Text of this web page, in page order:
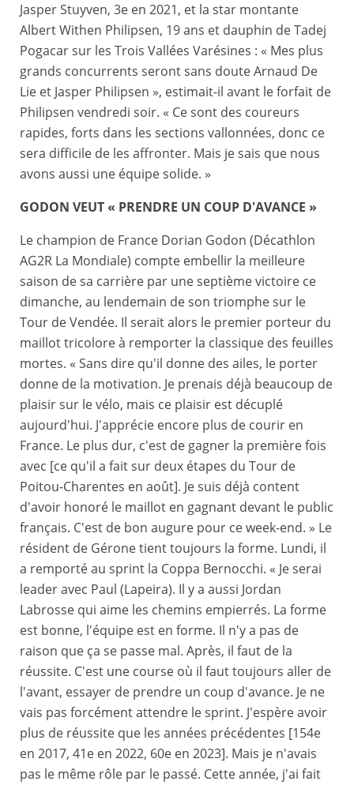
Jasper Stuyven, 3e en 2021, et la star montante
Albert Withen Philipsen, 19 ans et dauphin de Tadej
Pogacar sur les Trois Vallées Varésines : « Mes plus
grands concurrents seront sans doute Arnaud De
Lie et Jasper Philipsen », estimait-il avant le forfait de
Philipsen vendredi soir. « Ce sont des coureurs
rapides, forts dans les sections vallonnées, donc ce
sera difficile de les affronter. Mais je sais que nous
avons aussi une équipe solide. »
GODON VEUT « PRENDRE UN COUP D'AVANCE »
Le champion de France Dorian Godon (Décathlon
AG2R La Mondiale) compte embellir la meilleure
saison de sa carrière par une septième victoire ce
dimanche, au lendemain de son triomphe sur le
Tour de Vendée. Il serait alors le premier porteur du
maillot tricolore à remporter la classique des feuilles
mortes. « Sans dire qu'il donne des ailes, le porter
donne de la motivation. Je prenais déjà beaucoup de
plaisir sur le vélo, mais ce plaisir est décuplé
aujourd'hui. J'apprécie encore plus de courir en
France. Le plus dur, c'est de gagner la première fois
avec [ce qu'il a fait sur deux étapes du Tour de
Poitou-Charentes en août]. Je suis déjà content
d'avoir honoré le maillot en gagnant devant le public
français. C'est de bon augure pour ce week-end. » Le
résident de Gérone tient toujours la forme. Lundi, il
a remporté au sprint la Coppa Bernocchi. « Je serai
leader avec Paul (Lapeira). Il y a aussi Jordan
Labrosse qui aime les chemins empierrés. La forme
est bonne, l'équipe est en forme. Il n'y a pas de
raison que ça se passe mal. Après, il faut de la
réussite. C'est une course où il faut toujours aller de
l'avant, essayer de prendre un coup d'avance. Je ne
vais pas forcément attendre le sprint. J'espère avoir
plus de réussite que les années précédentes [154e
en 2017, 41e en 2022, 60e en 2023]. Mais je n'avais
pas le même rôle par le passé. Cette année, j'ai fait